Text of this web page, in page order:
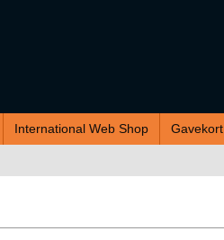
International Web Shop Gavekort